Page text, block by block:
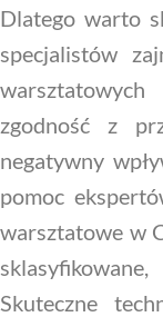
Dlatego warto
specjalistów
zgodność z
negatywny
pomoc
warsztatowe w
Skuteczne